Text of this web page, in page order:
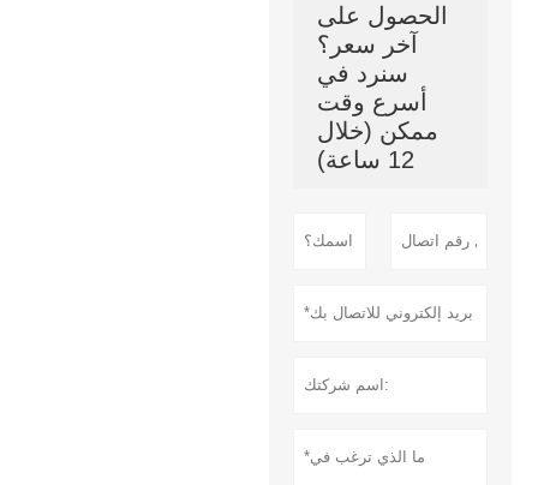
الحصول على
آخر سعر؟
سنرد في
أسرع وقت
ممكن (خلال
12 ساعة)